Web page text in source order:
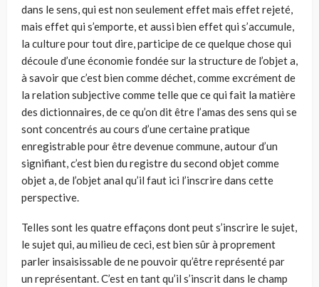
dans le sens, qui est non seulement effet mais effet rejeté,
mais effet qui s’emporte, et aussi bien effet qui s’accumule,
la culture pour tout dire, participe de ce quelque chose qui
découle d’une économie fondée sur la structure de l’objet a,
à savoir que c’est bien comme déchet, comme excrément de
la relation subjective comme telle que ce qui fait la matière
des dictionnaires, de ce qu’on dit être l’amas des sens qui se
sont concentrés au cours d’une certaine pratique
enregistrable pour être devenue commune, autour d’un
signifiant, c’est bien du registre du second objet comme
objet a, de l’objet anal qu’il faut ici l’inscrire dans cette
perspective.
Telles sont les quatre effaçons dont peut s’inscrire le sujet,
le sujet qui, au milieu de ceci, est bien sûr à proprement
parler insaisissable de ne pouvoir qu’être représenté par
un représentant. C’est en tant qu’il s’inscrit dans le champ